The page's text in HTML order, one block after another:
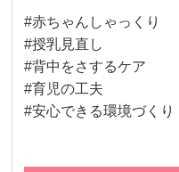
#赤ちゃんしゃっくり
#授乳見直し
#背中をさするケア
#育児の工夫
#安心できる環境づくり